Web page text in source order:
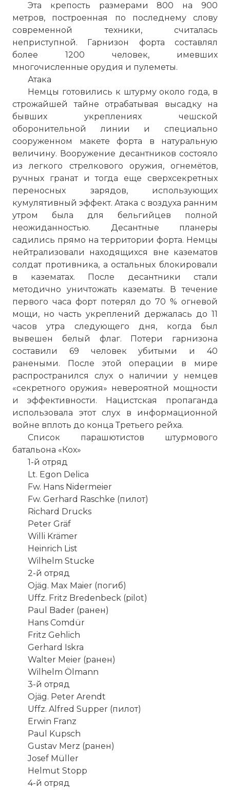
Эта крепость размерами 800 на 900
метров, построенная по последнему слову
современной техники, считалась
неприступной. Гарнизон форта составлял
более 1200 человек, имевших
многочисленные орудия и пулеметы.
Атака
Немцы готовились к штурму около года, в
строжайшей тайне отрабатывая высадку на
бывших укреплениях чешской
оборонительной линии и специально
сооруженном макете форта в натуральную
величину. Вооружение десантников состояло
из легкого стрелкового оружия, огнемётов,
ручных гранат и тогда еще сверхсекретных
переносных зарядов, использующих
кумулятивный эффект. Атака с воздуха ранним
утром была для бельгийцев полной
неожиданностью. Десантные планеры
садились прямо на территории форта. Немцы
нейтрализовали находящихся вне казематов
солдат противника, а остальных блокировали
в казематах. После десантники стали
методично уничтожать казематы. В течение
первого часа форт потерял до 70 % огневой
мощи, но часть укреплений держалась до 11
часов утра следующего дня, когда был
вывешен белый флаг. Потери гарнизона
составили 69 человек убитыми и 40
ранеными. После этой операции в мире
распространился слух о наличии у немцев
«секретного оружия» невероятной мощности
и эффективности. Нацистская пропаганда
использовала этот слух в информационной
войне вплоть до конца Третьего рейха.
Список парашютистов штурмового
батальона «Кох»
1-й отряд
Lt. Egon Delica
Fw. Hans Nidermeier
Fw. Gerhard Raschke (пилот)
Richard Drucks
Peter Gräf
Willi Krämer
Heinrich List
Wilhelm Stucke
2-й отряд
Ojäg. Max Maier (погиб)
Uffz. Fritz Bredenbeck (pilot)
Paul Bader (ранен)
Hans Comdür
Fritz Gehlich
Gerhard Iskra
Walter Meier (ранен)
Wilhelm Ölmann
3-й отряд
Ojäg. Peter Arendt
Uffz. Alfred Supper (пилот)
Erwin Franz
Paul Kupsch
Gustav Merz (ранен)
Josef Müller
Helmut Stopp
4-й отряд